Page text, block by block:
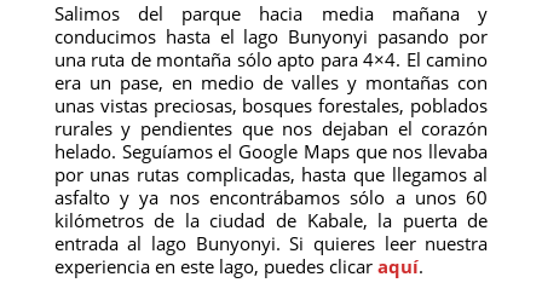
Salimos del parque hacia media mañana y
conducimos hasta el lago Bunyonyi pasando por
una ruta de montaña sólo apto para 4×4. El camino
era un pase, en medio de valles y montañas con
unas vistas preciosas, bosques forestales, poblados
rurales y pendientes que nos dejaban el corazón
helado. Seguíamos el Google Maps que nos llevaba
por unas rutas complicadas, hasta que llegamos al
asfalto y ya nos encontrábamos sólo a unos 60
kilómetros de la ciudad de Kabale, la puerta de
entrada al lago Bunyonyi. Si quieres leer nuestra
experiencia en este lago, puedes clicar aquí.